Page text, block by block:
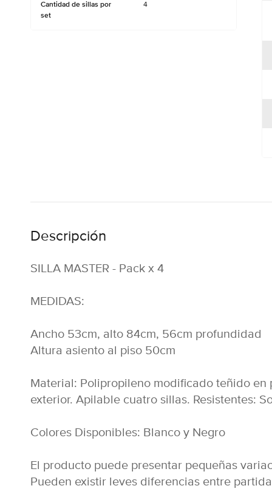
Cantidad de sillas por
set
4
Descripción
SILLA MASTER - Pack x 4
MEDIDAS:
Ancho 53cm, alto 84cm, 56cm profundidad
Altura asiento al piso 50cm
Material: Polipropileno modificado teñido en
exterior. Apilable cuatro sillas. Resistentes:
Colores Disponibles: Blanco y Negro
El producto puede presentar pequeñas
Pueden existir leves diferencias entre